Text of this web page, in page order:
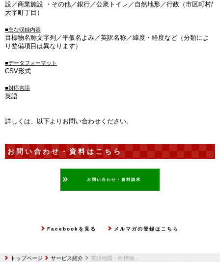
設／商業施設 ・その他／銀行／公衆トイレ／自然地形／行政（市区町村/
大字町丁目）
■主な収録内容
目標物名称文字列／平仮名よみ／英訳名称／緯度・経度など（分類によ
り整備項目は異なります）
■データフォーマット
CSV形式
■対応言語
英語
詳しくは、以下よりお問い合わせください。
お問い合わせ・資料はこちら
お問い合わせ・資料請求
Facebookを見る メルマガの登録はこちら
トップページ サービス紹介 英語地図・目標物...